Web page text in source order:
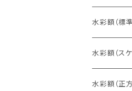
水彩額（標準
インチ判（
八切判（
水彩額（ス
スケッチ4Ｆ
水彩額（正方